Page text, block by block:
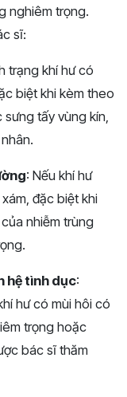
nghiêm trọng.
sĩ:
trạng khí hư có
biệt khi kèm theo
tấy vùng kín,
: Nếu khí hư
đặc biệt khi
nhiễm trùng
hệ tình dục:
hư có mùi hôi có
trọng hoặc
bác sĩ thăm